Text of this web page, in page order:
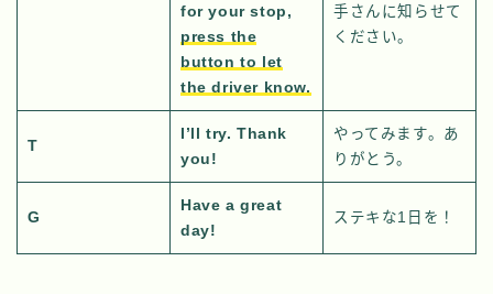
for your stop,
press the
button to let
the driver know.
手さんに知らせて
ください。
T
I’ll try. Thank
you!
やってみます。あ
りがとう。
G
Have a great
day!
ステキな1日を！